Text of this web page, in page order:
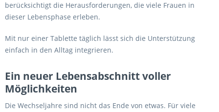
berücksichtigt die Herausforderungen, die viele Frauen in
dieser Lebensphase erleben.
Mit nur einer Tablette täglich lässt sich die Unterstützung
einfach in den Alltag integrieren.
Ein neuer Lebensabschnitt voller
Möglichkeiten
Die Wechseljahre sind nicht das Ende von etwas. Für viele